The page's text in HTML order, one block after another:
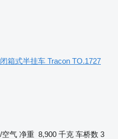
箱式半挂车 Tracon TO.1727
空气 净重 8,900 千克 车桥数 3